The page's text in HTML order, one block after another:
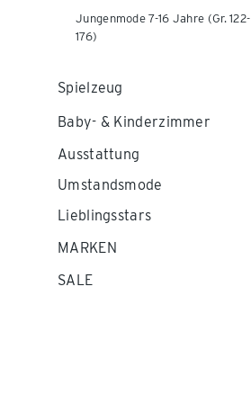
Jungenmode 7-16 Jahre (Gr. 122-
176)
Spielzeug
Baby- & Kinderzimmer
Ausstattung
Umstandsmode
Lieblingsstars
MARKEN
SALE